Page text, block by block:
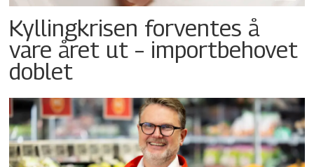
Kyllingkrisen forventes å
vare året ut – importbehovet
doblet